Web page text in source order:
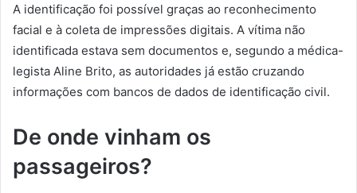
A identificação foi possível graças ao reconhecimento
facial e à coleta de impressões digitais. A vítima não
identificada estava sem documentos e, segundo a médica-
legista Aline Brito, as autoridades já estão cruzando
informações com bancos de dados de identificação civil.
De onde vinham os
passageiros?